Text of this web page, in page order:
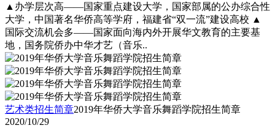
▲办学层次高――国家重点建设大学，国家部属的公办综合性
大学，中国著名华侨高等学府，福建省“双一流”建设高校 ▲
国际交流机会多――国家面向海内外开展华文教育的主要基
地，国务院侨办中华才艺（音乐..
艺术类招生简章2019年华侨大学音乐舞蹈学院招生简章
2020/10/29